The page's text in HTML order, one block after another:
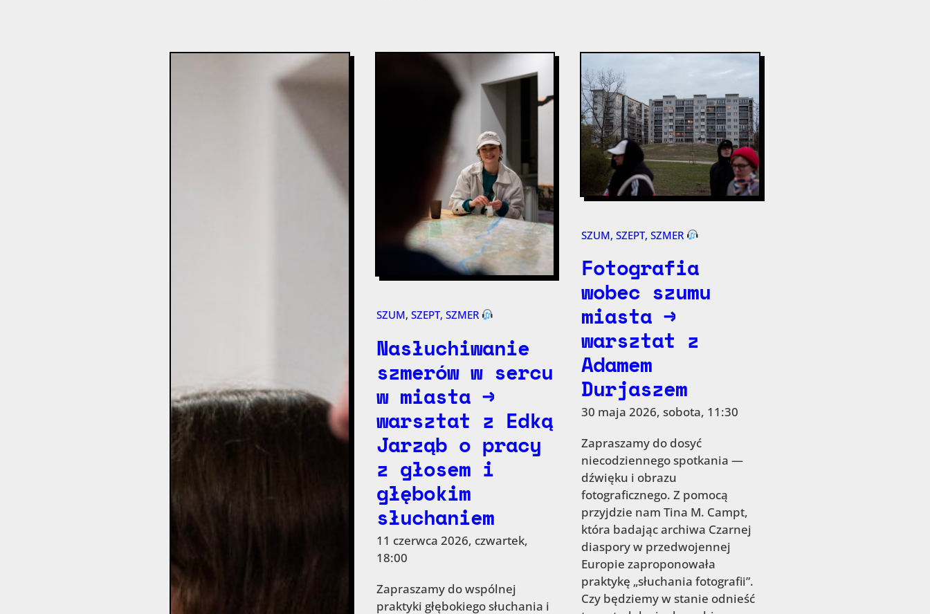
SZUM, SZEPT, SZMER
Nasłuchiwanie
szmerów w sercu
w miasta →
warsztat z Edką
Jarząb o pracy
z głosem i
głębokim
słuchaniem
11 czerwca 2026, czwartek,
18:00
Zapraszamy do wspólnej
praktyki głębokiego słuchania i
SZUM, SZEPT, SZMER
Fotografia
wobec szumu
miasta →
warsztat z
Adamem
Durjaszem
30 maja 2026, sobota, 11:30
Zapraszamy do dosyć
niecodziennego spotkania —
dźwięku i obrazu
fotograficznego. Z pomocą
przyjdzie nam Tina M. Campt,
która badając archiwa Czarnej
diaspory w przedwojennej
Europie zaproponowała
praktykę „słuchania fotografii”.
Czy będziemy w stanie odnieść